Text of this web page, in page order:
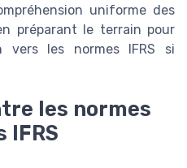
uniforme des
préparant le terrain pour
vers les normes IFRS si
les normes
IFRS